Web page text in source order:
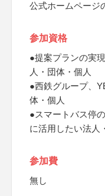
公式ホームページ
参加資格
●提案プランの実
人・団体・個人
●西鉄グループ、
体・個人
●スマートバス停
に活用したい法人
参加費
無し